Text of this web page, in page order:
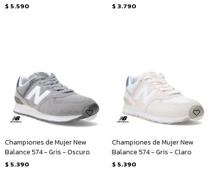
$ 5.590 $ 3.790
Championes de Mujer New
Balance 574 - Gris - Oscuro
$ 5.390
Championes de Mujer New
Balance 574 - Gris - Claro
$ 5.390